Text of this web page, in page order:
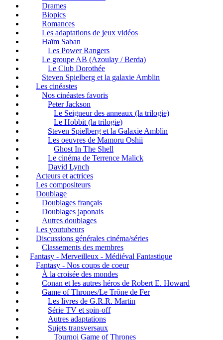
Drames
Biopics
Romances
Les adaptations de jeux vidéos
Haïm Saban
Les Power Rangers
Le groupe AB (Azoulay / Berda)
Le Club Dorothée
Steven Spielberg et la galaxie Amblin
Les cinéastes
Nos cinéastes favoris
Peter Jackson
Le Seigneur des anneaux (la trilogie)
Le Hobbit (la trilogie)
Steven Spielberg et la Galaxie Amblin
Les oeuvres de Mamoru Oshii
Ghost In The Shell
Le cinéma de Terrence Malick
David Lynch
Acteurs et actrices
Les compositeurs
Doublage
Doublages français
Doublages japonais
Autres doublages
Les youtubeurs
Discussions générales cinéma/séries
Classements des membres
Fantasy - Merveilleux - Médiéval Fantastique
Fantasy - Nos coups de coeur
À la croisée des mondes
Conan et les autres héros de Robert E. Howard
Game of Thrones/Le Trône de Fer
Les livres de G.R.R. Martin
Série TV et spin-off
Autres adaptations
Sujets transversaux
Tournoi Game of Thrones